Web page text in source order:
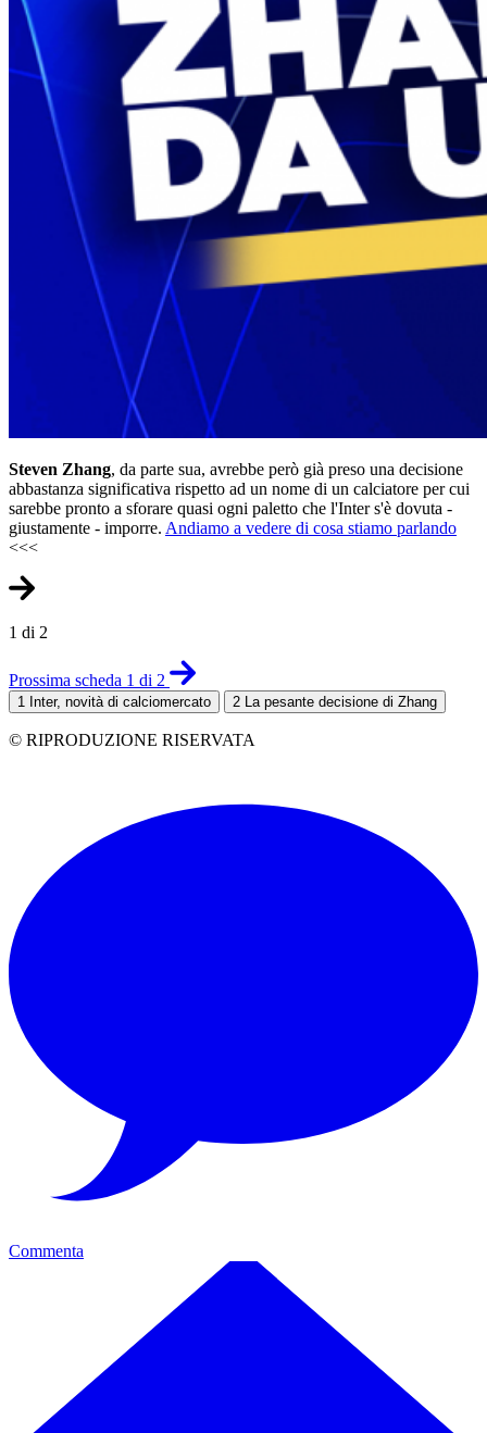
Steven Zhang, da parte sua, avrebbe però già preso una decisione
abbastanza significativa rispetto ad un nome di un calciatore per cui
sarebbe pronto a sforare quasi ogni paletto che l'Inter s'è dovuta -
giustamente - imporre. Andiamo a vedere di cosa stiamo parlando
<<<
1 di 2
Prossima scheda 1 di 2
1 Inter, novità di calciomercato 2 La pesante decisione di Zhang
© RIPRODUZIONE RISERVATA
Commenta